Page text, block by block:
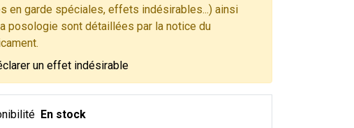
en garde spéciales, effets indésirables...) ainsi
posologie sont détaillées par la notice du
un effet indésirable
En stock